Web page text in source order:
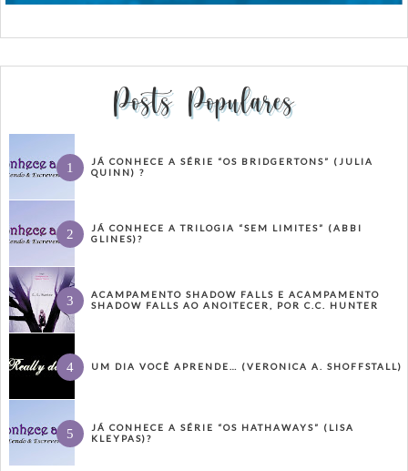
Posts Populares
JÁ CONHECE A SÉRIE “OS BRIDGERTONS” (JULIA
QUINN) ?
JÁ CONHECE A TRILOGIA “SEM LIMITES” (ABBI
GLINES)?
ACAMPAMENTO SHADOW FALLS E ACAMPAMENTO
SHADOW FALLS AO ANOITECER, POR C.C. HUNTER
UM DIA VOCÊ APRENDE… (VERONICA A. SHOFFSTALL)
JÁ CONHECE A SÉRIE “OS HATHAWAYS” (LISA
KLEYPAS)?